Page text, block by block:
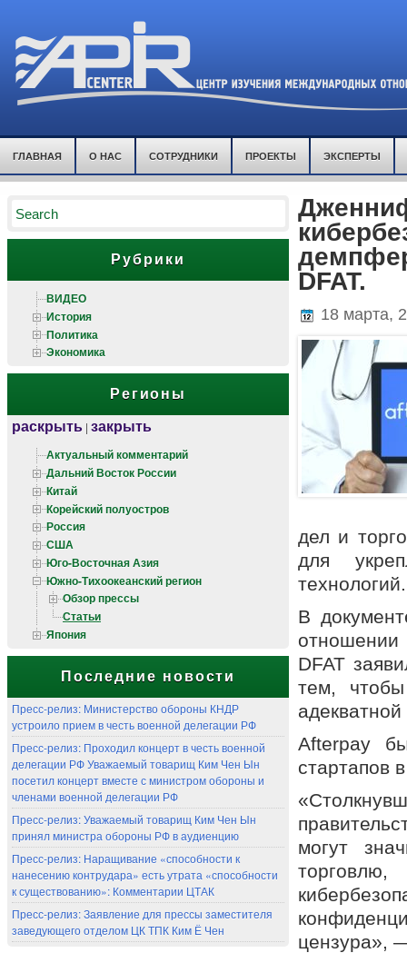
ГЛАВНАЯ О НАС СОТРУДНИКИ ПРОЕКТЫ ЭКСПЕРТЫ
Рубрики
ВИДЕО
История
Политика
Экономика
Регионы
раскрыть | закрыть
Актуальный комментарий
Дальний Восток России
Китай
Корейский полуостров
Россия
США
Юго-Восточная Азия
Южно-Тихоокеанский регион
Обзор прессы
Статьи
Япония
Последние новости
Пресс-релиз: Министерство обороны КНДР
устроило прием в честь военной делегации РФ
Пресс-релиз: Проходил концерт в честь военной
делегации РФ Уважаемый товарищ Ким Чен Ын
посетил концерт вместе с министром обороны и
членами военной делегации РФ
Пресс-релиз: Уважаемый товарищ Ким Чен Ын
принял министра обороны РФ в аудиенцию
Пресс-релиз: Наращивание «способности к
нанесению контрудара» есть утрата «способности
к существованию»: Комментарии ЦТАК
Пресс-релиз: Заявление для прессы заместителя
заведующего отделом ЦК ТПК Ким Ё Чен
DFAT.
18 марта,
дел и
для
технологий.
В
DFAT
тем,
Afterpay
стартапов
могут
цензура»,